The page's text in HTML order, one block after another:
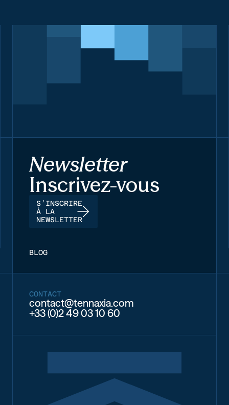
Newsletter
Inscrivez-vous
S’INSCRIRE
À LA
NEWSLETTER
BLOG
CONTACT
contact@tennaxia.com
+33 (0)2 49 03 10 60